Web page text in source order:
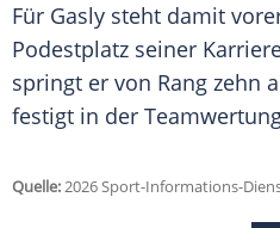
Für Gasly steht damit
Podestplatz seiner
springt er von Rang zehn
festigt in der
Quelle:2026 Sport-Informations-